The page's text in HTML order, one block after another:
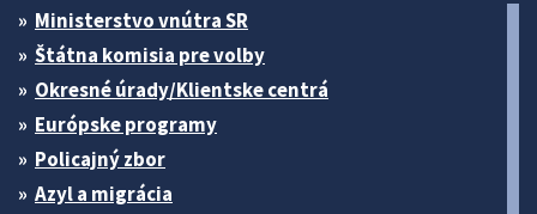
Ministerstvo vnútra SR
Štátna komisia pre volby
Okresné úrady/Klientske centrá
Európske programy
Policajný zbor
Azyl a migrácia